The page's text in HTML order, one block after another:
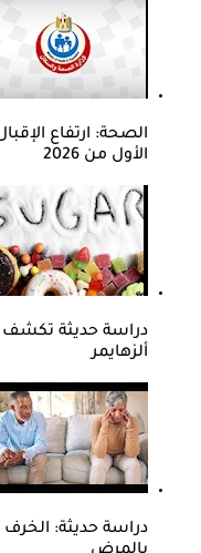
الأول من 2026
دراسة حديثة
ألزهايمر
دراسة حديثة: الخرف